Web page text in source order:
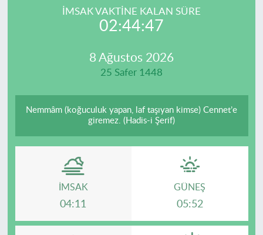
İMSAK VAKTİNE KALAN SÜRE
02:44:47
8 Ağustos 2026
25 Safer 1448
Nemmâm (koğuculuk yapan, laf taşıyan kimse) Cennet’e
giremez. (Hadis-i Şerif)
İMSAK
04:11
GÜNEŞ
05:52
Resmi İlanlar
Süper Lig Puan Durumu ve Fikstür
Son Dakika Haberleri
Haber Arşivi